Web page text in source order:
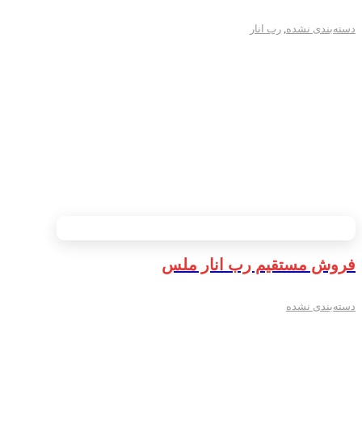
دسته‌بندی نشده, رب انار
فروش مستقیم رب انار ملس
دسته‌بندی نشده